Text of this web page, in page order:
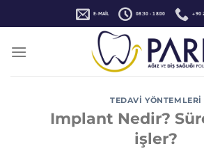
atla
E-MAIL 08:30 - 18:00 +90
TEDAVI YÖNTEMLERI
Implant Nedir?
işler?